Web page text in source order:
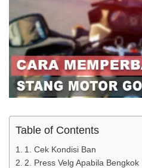
Table of Contents
1. Cek Kondisi Ban
2. Press Velg Apabila Bengkok